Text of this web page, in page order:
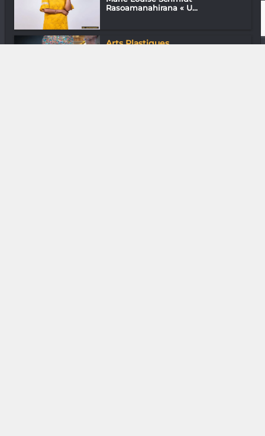
Rasoamanahirana « U...
Arts Plastiques